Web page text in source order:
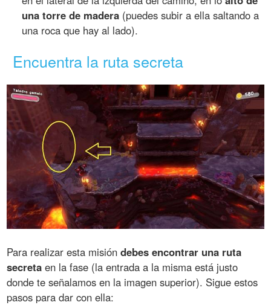
una torre de madera (puedes subir a ella saltando a
una roca que hay al lado).
Encuentra la ruta secreta
Para realizar esta misióndebes encontrar una ruta
secreta en la fase (la entrada a la misma está justo
donde te señalamos en la imagen superior). Sigue estos
pasos para dar con ella: